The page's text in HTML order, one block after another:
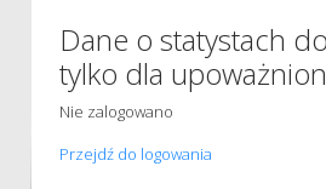
Dane o statystach
tylko dla
Nie zalogowano
Przejdź do logowania